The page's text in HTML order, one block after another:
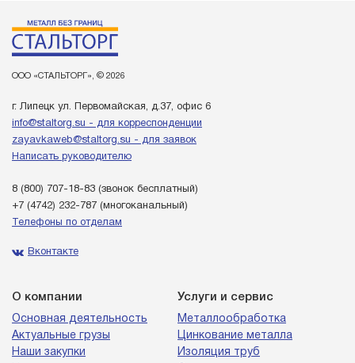
ООО «СТАЛЬТОРГ», © 2026
г. Липецк ул. Первомайская, д.37, офис 6
info@staltorg.su - для корреспонденции
zayavkaweb@staltorg.su - для заявок
Написать руководителю
8 (800) 707-18-83 (звонок бесплатный)
+7 (4742) 232-787 (многоканальный)
Телефоны по отделам
Вконтакте
О компании
Основная деятельность
Актуальные грузы
Наши закупки
Услуги и сервис
Металлообработка
Цинкование металла
Изоляция труб